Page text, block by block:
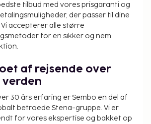
tilbud med vores prisgaranti og
der passer til dine
Vi accepterer alle større
for en sikker og nem
af rejsende over
verden
30 års erfaring er Sembo en del af
betroede Stena-gruppe. Vi er
for vores ekspertise og bakket op